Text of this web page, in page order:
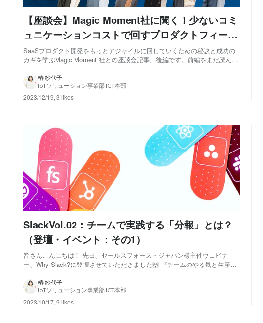
【座談会】Magic Moment社に聞く！少ないコミ
ュニケーションコストで回すプロダクトフィード
バックループのヒント-後編
SaaSプロダクト開発をもっとアジャイルに回していくための秘訣と成功の
カギを学ぶMagic Moment 社との座談会記事、後編です。前編をまだ読んで
椿 紗代子
IoTソリューション事業部 ICT本部
2023/12/19, 3 likes
SlackVol.02：チームで実践する「分報」とは？
（登壇・イベント：その1）
皆さんこんにちは！ 先日、セールスフォース・ジャパン様主催ウェビナ
ー、Why Slack?に登壇させていただきました🙌 『チームのやる気と生産性
版印刷＝現：TOPPANデジタル） という大層なサブタイトルを掲げてパネ
ルディスカッション形式で取り組...
椿 紗代子
IoTソリューション事業部 ICT本部
2023/10/17, 9 likes